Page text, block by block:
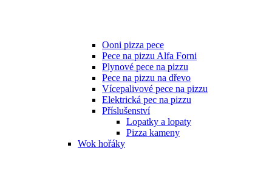
Ooni pizza pece
Pece na pizzu Alfa Forni
Plynové pece na pizzu
Pece na pizzu na dřevo
Vícepalivové pece na pizzu
Elektrická pec na pizzu
Příslušenství
Lopatky a lopaty
Pizza kameny
Wok hořáky